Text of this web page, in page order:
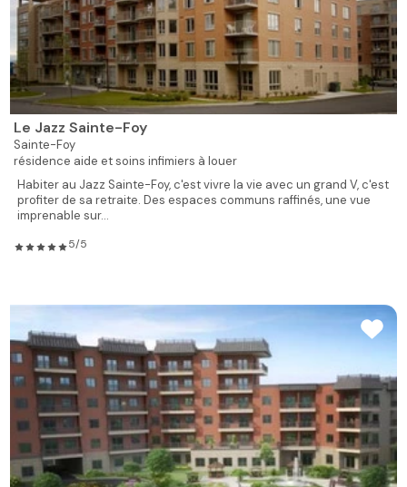
Le Jazz Sainte-Foy
Sainte-Foy
résidence aide et soins infimiers à louer
Habiter au Jazz Sainte-Foy, c'est vivre la vie avec un grand V, c'est
profiter de sa retraite. Des espaces communs raffinés, une vue
imprenable sur...
5/5